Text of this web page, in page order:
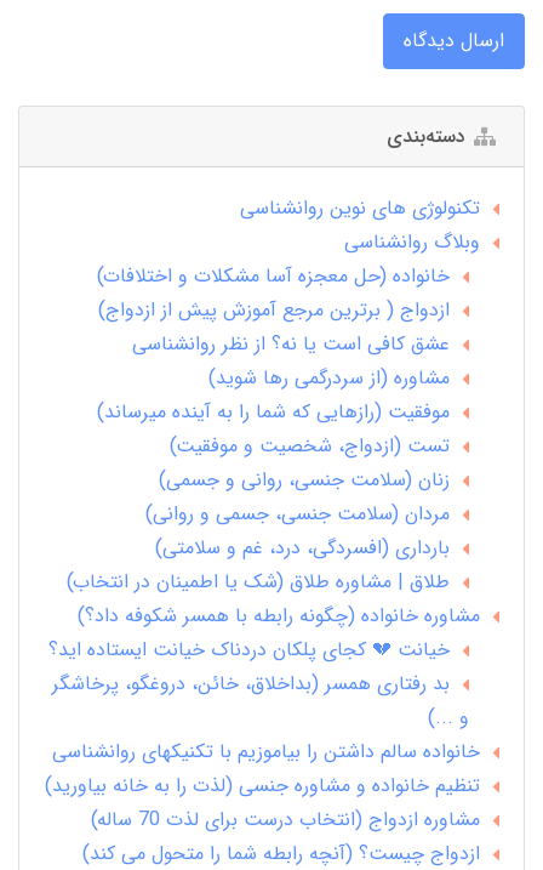
ارسال دیدگاه
دسته‌بندی
تکنولوژی های نوین روانشناسی
وبلاگ روانشناسی
خانواده (حل معجزه آسا مشکلات و اختلافات)
ازدواج ( برترین مرجع آموزش پیش از ازدواج)
عشق کافی است یا نه؟ از نظر روانشناسی
مشاوره (از سردرگمی رها شوید)
موفقیت (رازهایی که شما را به آینده میرساند)
تست (ازدواج، شخصیت و موفقیت)
زنان (سلامت جنسی، روانی و جسمی)
مردان (سلامت جنسی، جسمی و روانی)
بارداری (افسردگی، درد، غم و سلامتی)
طلاق | مشاوره طلاق (شک یا اطمینان در انتخاب)
مشاوره خانواده (چگونه رابطه با همسر شکوفه داد؟)
خیانت 💔 کجای پلکان دردناک خیانت ایستاده اید؟
بد رفتاری همسر (بداخلاق، خائن، دروغگو، پرخاشگر
و ...)
خانواده سالم داشتن را بیاموزیم با تکنیکهای روانشناسی
تنظیم خانواده و مشاوره جنسی (لذت را به خانه بیاورید)
مشاوره ازدواج (انتخاب درست برای لذت 70 ساله)
ازدواج چیست؟ (آنچه رابطه شما را متحول می کند)